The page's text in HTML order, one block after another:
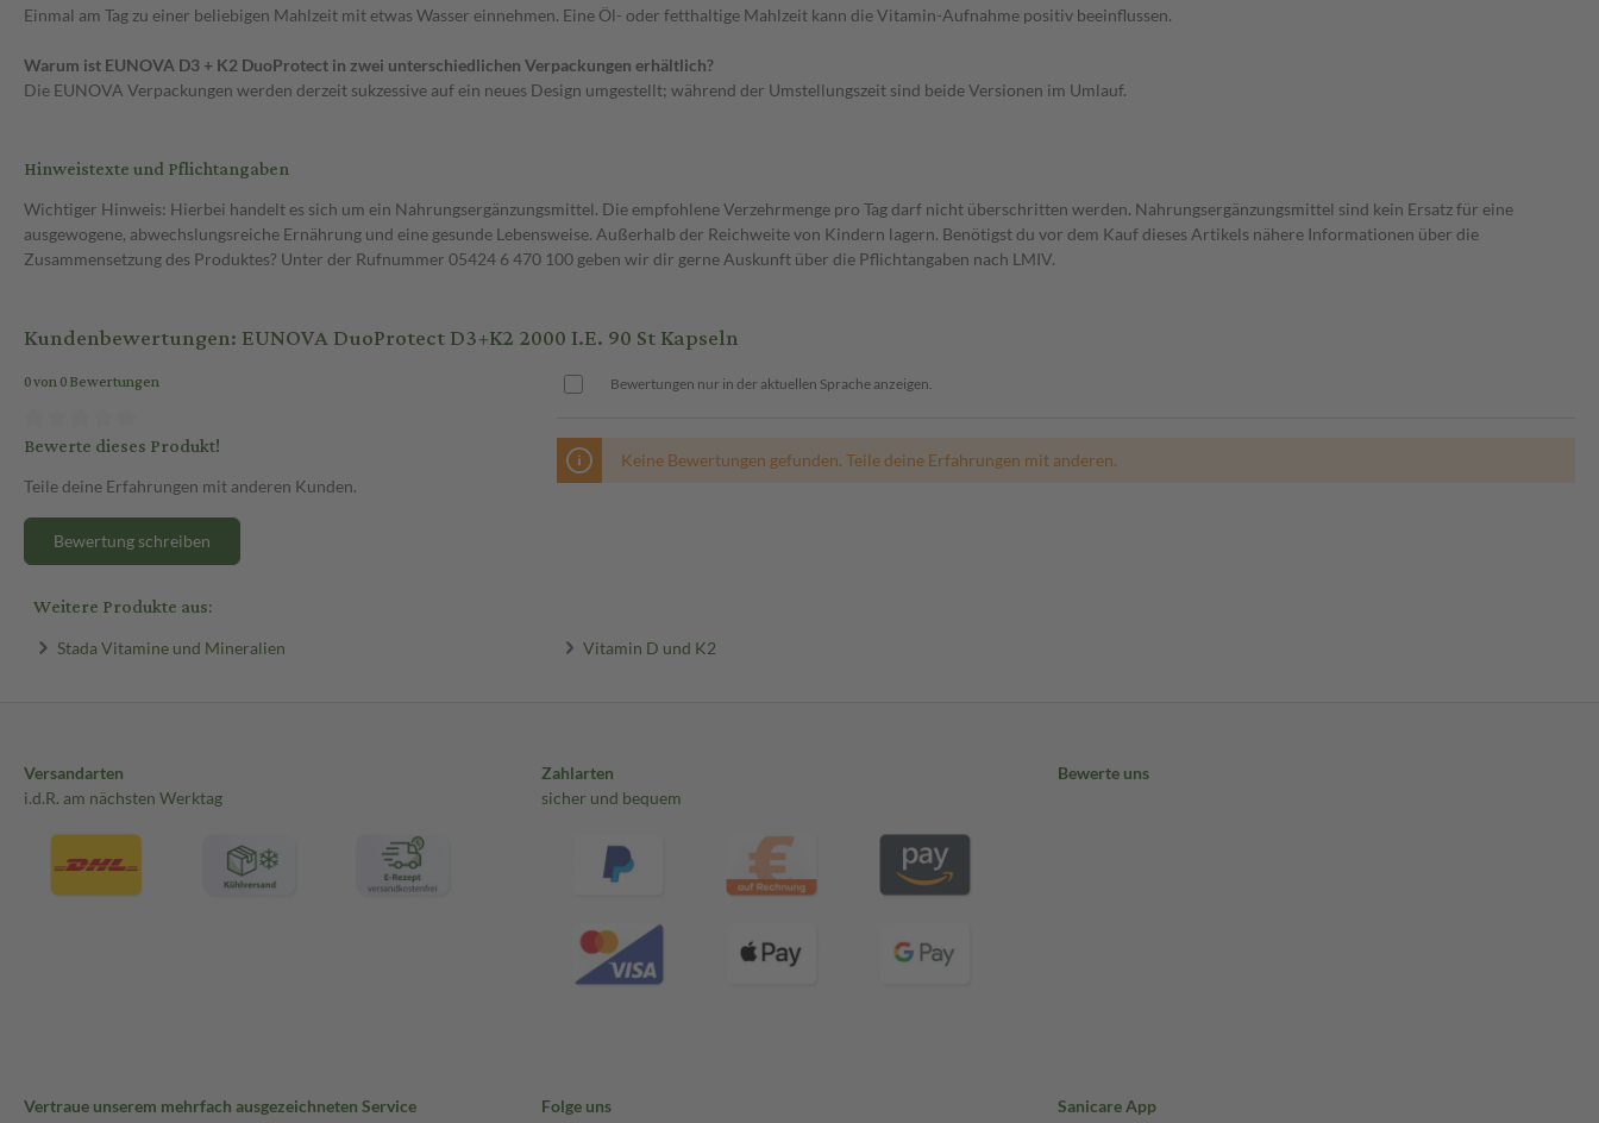
Einmal am Tag zu einer beliebigen Mahlzeit mit etwas Wasser einnehmen. Eine Öl- oder fetthaltige Mahlzeit kann die Vitamin-Aufnahme positiv beeinflussen.
Warum ist EUNOVA D3 + K2 DuoProtect in zwei unterschiedlichen Verpackungen erhältlich?
Die EUNOVA Verpackungen werden derzeit sukzessive auf ein neues Design umgestellt; während der Umstellungszeit sind beide Versionen im Umlauf.
Hinweistexte und Pflichtangaben
Wichtiger Hinweis: Hierbei handelt es sich um ein Nahrungsergänzungsmittel. Die empfohlene Verzehrmenge pro Tag darf nicht überschritten werden. Nahrungsergänzungsmittel sind kein Ersatz für eine
ausgewogene, abwechslungsreiche Ernährung und eine gesunde Lebensweise. Außerhalb der Reichweite von Kindern lagern. Benötigst du vor dem Kauf dieses Artikels nähere Informationen über die
Zusammensetzung des Produktes? Unter der Rufnummer 05424 6 470 100 geben wir dir gerne Auskunft über die Pflichtangaben nach LMIV.
Kundenbewertungen: EUNOVA DuoProtect D3+K2 2000 I.E. 90 St Kapseln
0 von 0 Bewertungen
Bewerte dieses Produkt!
Teile deine Erfahrungen mit anderen Kunden.
Bewertung schreiben
Bewertungen nur in der aktuellen Sprache anzeigen.
Keine Bewertungen gefunden. Teile deine Erfahrungen mit anderen.
Weitere Produkte aus:
Stada Vitamine und Mineralien Vitamin D und K2
Versandarten
i.d.R. am nächsten Werktag
Zahlarten
sicher und bequem
Bewerte uns
Vertraue unserem mehrfach ausgezeichneten Service Folge uns Sanicare App